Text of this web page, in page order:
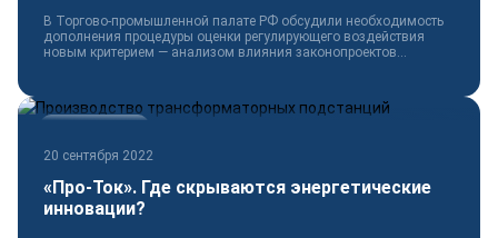
В Торгово-промышленной палате РФ обсудили необходимость
дополнения процедуры оценки регулирующего воздействия
новым критерием — анализом влияния законопроектов...
20 сентября 2022
«Про-Ток». Где скрываются энергетические
инновации?